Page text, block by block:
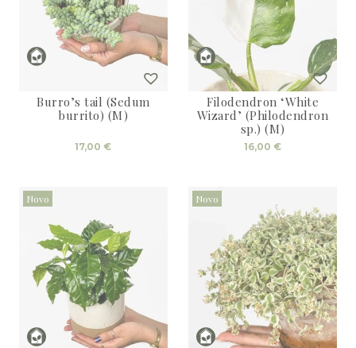
Burro’s tail (Sedum
burrito) (M)
17,00 €
Filodendron ‘White
Wizard’ (Philodendron
sp.) (M)
16,00 €
Novo Novo